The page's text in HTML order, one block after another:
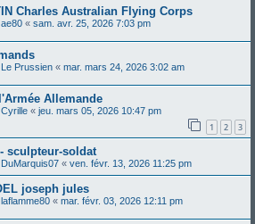
Charles Australian Flying Corps
ae80 « sam. avr. 25, 2026 7:03 pm
Le Prussien « mar. mars 24, 2026 3:02 am
Allemande
Cyrille « jeu. mars 05, 2026 10:47 pm
1 2 3
sculpteur-soldat
DuMarquis07 « ven. févr. 13, 2026 11:25 pm
joseph jules
laflamme80 « mar. févr. 03, 2026 12:11 pm